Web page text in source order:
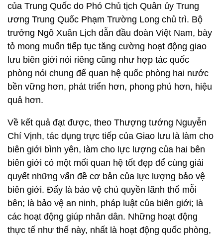
của Trung Quốc do Phó Chủ tịch Quân ủy Trung
ương Trung Quốc Phạm Trường Long chủ trì. Bộ
trưởng Ngô Xuân Lịch dẫn đầu đoàn Việt Nam, bày
tỏ mong muốn tiếp tục tăng cường hoạt động giao
lưu biên giới nói riêng cũng như hợp tác quốc
phòng nói chung để quan hệ quốc phòng hai nước
bền vững hơn, phát triển hơn, phong phú hơn, hiệu
quả hơn.
Về kết quả đạt được, theo Thượng tướng Nguyễn
Chí Vịnh, tác dụng trực tiếp của Giao lưu là làm cho
biên giới bình yên, làm cho lực lượng của hai bên
biên giới có một mối quan hệ tốt đẹp để cùng giải
quyết những vấn đề cơ bản của lực lượng bảo vệ
biên giới. Đấy là bảo vệ chủ quyền lãnh thổ mỗi
bên; là bảo vệ an ninh, pháp luật của biên giới; là
các hoạt động giúp nhân dân. Những hoạt động
thực tế như thế này, nhất là hoạt động quốc phòng,